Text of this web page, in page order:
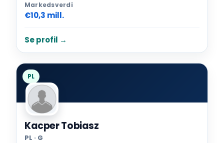
Markedsverdi
€10,3 mill.
Se profil →
PL
Kacper Tobiasz
PL · G